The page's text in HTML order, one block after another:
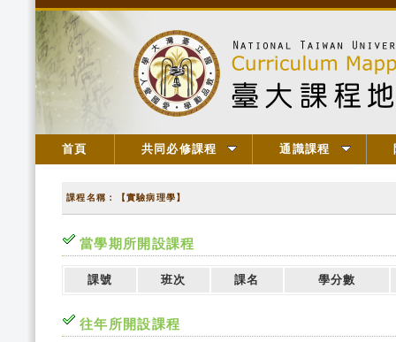
首頁 共同必修課程 通識課程
課程名稱：【實驗病理學】
當學期所開設課程
課號 班次 課名 學分數
往年所開設課程